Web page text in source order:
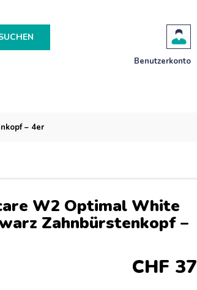
Benutzerkonto
– 4er
W2 Optimal White
Zahnbürstenkopf –
CHF 37